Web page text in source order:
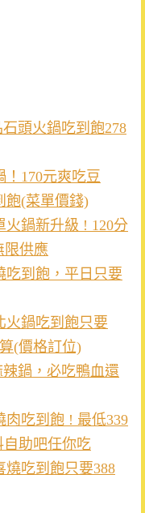
石頭火鍋吃到飽278
！170元爽吃豆
飽(菜單價錢)
火鍋新升級 ! 120分
限供應
吃到飽，平日只要
火鍋吃到飽只要
(價格訂位)
鍋，必吃鴨血還
肉吃到飽 ! 最低339
助吧任你吃
燒吃到飽只要388